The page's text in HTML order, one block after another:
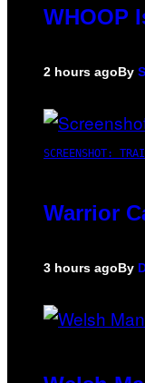
WHOOP
2 hours agoBy
SCREENSHOT:
Warrior
3 hours agoBy